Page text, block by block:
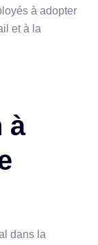
à adopter
et à la
à
dans la